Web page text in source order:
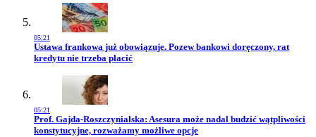
05:21
Przejdź do artykułu:
Ustawa frankowa już obowiązuje. Pozew bankowi doręczony, rat
kredytu nie trzeba płacić
05:21
Przejdź do artykułu:
Prof. Gajda-Roszczynialska: Asesura może nadal budzić wątpliwości
konstytucyjne, rozważamy możliwe opcje